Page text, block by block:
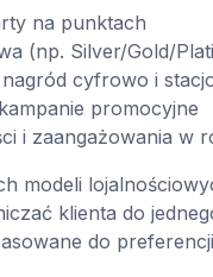
na punktach
(np. Silver/Gold/
cyfrowo i
promocyjne
i zaangażowania w
modeli
klienta do
do